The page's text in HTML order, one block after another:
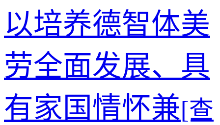
以培养德智体美
劳全面发展、具
有家国情怀兼[查